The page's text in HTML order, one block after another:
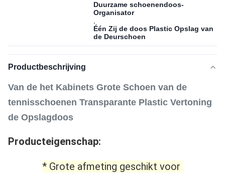
Duurzame schoenendoos-
Organisator
Één Zij de doos Plastic Opslag van
de Deurschoen
Productbeschrijving
Van de het Kabinets Grote Schoen van de
tennisschoenen Transparante Plastic Vertoning
de Opslagdoos
Producteigenschap:
* Grote afmeting geschikt voor